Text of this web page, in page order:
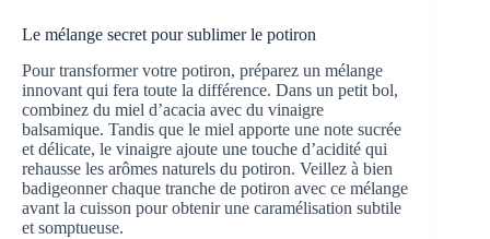
Le mélange secret pour sublimer le potiron
Pour transformer votre potiron, préparez un mélange
innovant qui fera toute la différence. Dans un petit bol,
combinez du miel d’acacia avec du vinaigre
balsamique. Tandis que le miel apporte une note sucrée
et délicate, le vinaigre ajoute une touche d’acidité qui
rehausse les arômes naturels du potiron. Veillez à bien
badigeonner chaque tranche de potiron avec ce mélange
avant la cuisson pour obtenir une caramélisation subtile
et somptueuse.